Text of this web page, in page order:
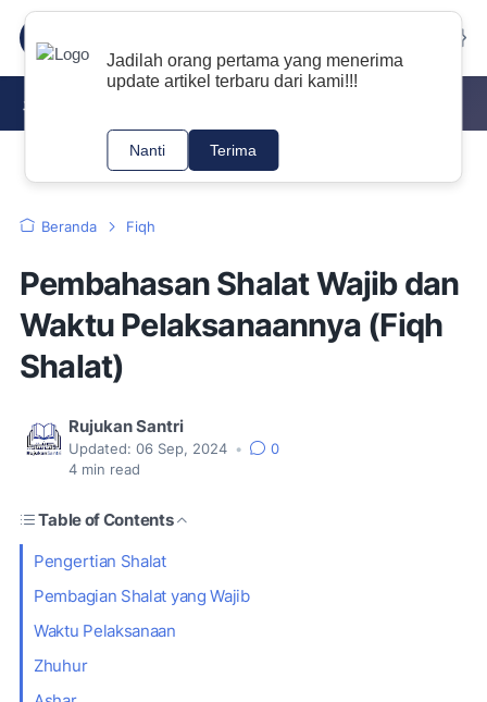
Jadilah orang pertama yang menerima
update artikel terbaru dari kami!!!
Nanti Terima
Beranda Fiqh
Pembahasan Shalat Wajib dan
Waktu Pelaksanaannya (Fiqh
Shalat)
Rujukan Santri
Updated: 06 Sep, 2024 •
0
4 min read
Table of Contents
Pengertian Shalat
Pembagian Shalat yang Wajib
Waktu Pelaksanaan
Zhuhur